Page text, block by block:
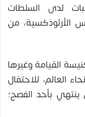
لدى السلطات
الأرثوذكسية، من
القيامة وغيرها
العالم، للاحتفال
ينتهي بأحد الفصح؛